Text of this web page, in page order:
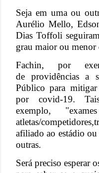
Seja em uma ou
Aurélio Mello,
Dias Toffoli
grau maior ou menor
Fachin, por
de providências a
Público para
por covid-19.
exemplo,
atletas/
afiliado ao estádio ou
outras.
Será preciso esperar